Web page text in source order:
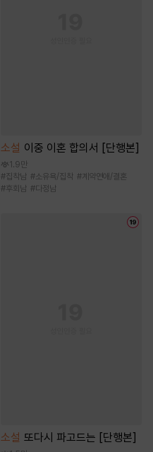
소설 이중 이혼 합의서 [단행본]
1.9만
#집착남 #소유욕/집착 #계약연애/결혼
#후회남 #다정남
소설 또다시 파고드는 [단행본]